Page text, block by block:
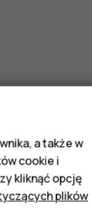
a także w
cookie i
kliknąć opcję
plików